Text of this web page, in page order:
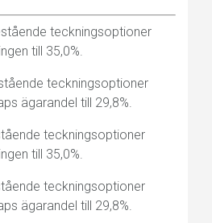
teckningsoptioner
till 35,0%.
teckningsoptioner
ägarandel till 29,8%.
teckningsoptioner
till 35,0%.
teckningsoptioner
ägarandel till 29,8%.